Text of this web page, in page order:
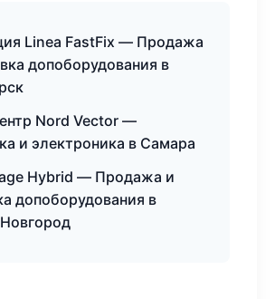
Linea FastFix — Продажа
допоборудования в
Nord Vector —
и электроника в Самара
Hybrid — Продажа и
допоборудования в